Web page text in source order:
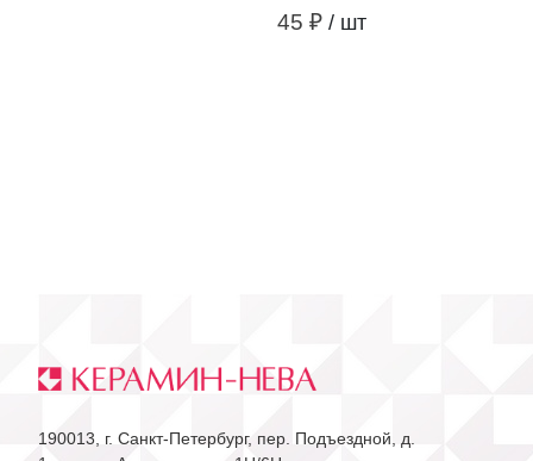
45 ₽ / шт
190013, г. Санкт-Петербург, пер. Подъездной, д.